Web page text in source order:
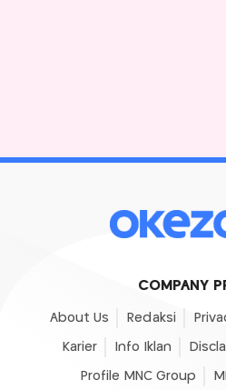
COMPANY
About Us Redaksi
Karier Info Iklan
Profile MNC Group